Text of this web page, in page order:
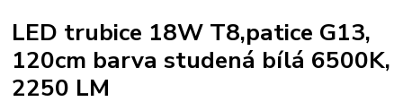
LED trubice 18W T8,patice G13,
120cm barva studená bílá 6500K,
2250 LM